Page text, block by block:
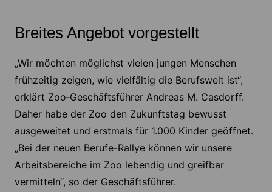
Breites Angebot vorgestellt
„Wir möchten möglichst vielen jungen Menschen
frühzeitig zeigen, wie vielfältig die Berufswelt ist“,
erklärt Zoo‑Geschäftsführer Andreas M. Casdorff.
Daher habe der Zoo den Zukunftstag bewusst
ausgeweitet und erstmals für 1.000 Kinder geöffnet.
„Bei der neuen Berufe-Rallye können wir unsere
Arbeitsbereiche im Zoo lebendig und greifbar
vermitteln“, so der Geschäftsführer.